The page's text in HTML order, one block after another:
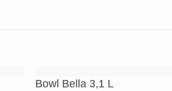
Bowl Bella 3,1 L